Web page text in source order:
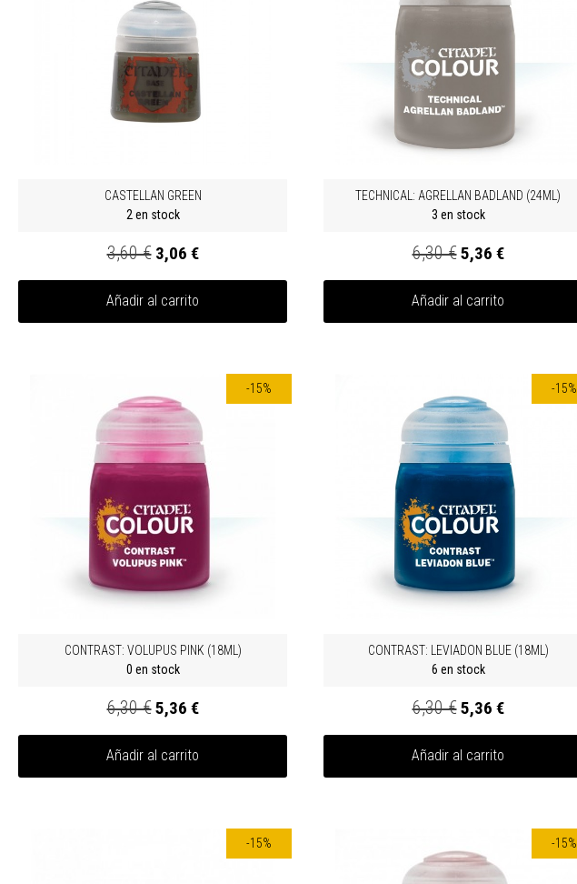
CASTELLAN GREEN
2 en stock
3,60 € 3,06 €
Añadir al carrito
TECHNICAL: AGRELLAN BADLAND (24ML)
3 en stock
6,30 €5,36 €
Añadir al carrito
-15%
CONTRAST: VOLUPUS PINK (18ML)
0 en stock
6,30 €5,36 €
Añadir al carrito
-15%
CONTRAST: LEVIADON BLUE (18ML)
6 en stock
6,30 €5,36 €
Añadir al carrito
-15% -15%